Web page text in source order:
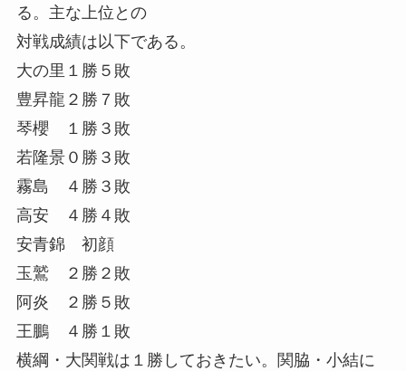
る。主な上位との
対戦成績は以下である。
大の里１勝５敗
豊昇龍２勝７敗
琴櫻 １勝３敗
若隆景０勝３敗
霧島 ４勝３敗
高安 ４勝４敗
安青錦 初顔
玉鷲 ２勝２敗
阿炎 ２勝５敗
王鵬 ４勝１敗
横綱・大関戦は１勝しておきたい。関脇・小結に